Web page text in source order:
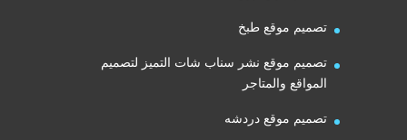
تصميم موقع طبخ
تصميم موقع نشر سناب شات التميز لتصميم
المواقع والمتاجر
تصميم موقع دردشه